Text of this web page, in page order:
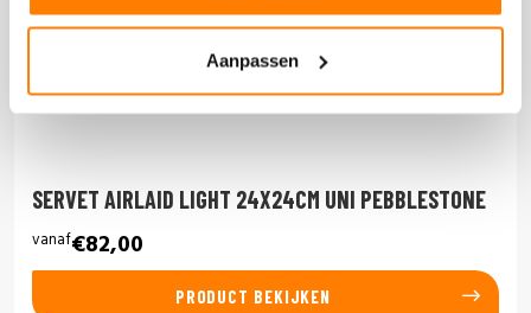
Aanpassen
SERVET AIRLAID LIGHT 24X24CM UNI PEBBLESTONE
vanaf€82,00
PRODUCT BEKIJKEN